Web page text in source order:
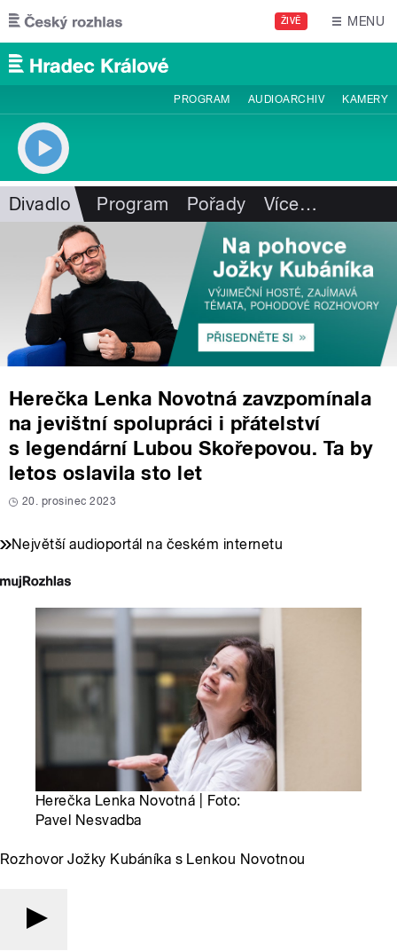
Přejít k hlavnímu obsahu
ŽIVĚ MENU
PROGRAM AUDIOARCHIV KAMERY
Divadlo Program Pořady Více…
Herečka Lenka Novotná zavzpomínala
na jevištní spolupráci i přátelství
s legendární Lubou Skořepovou. Ta by
letos oslavila sto let
20. prosinec 2023
Největší audioportál na českém internetu
Herečka Lenka Novotná | Foto:
Pavel Nesvadba
Rozhovor Jožky Kubáníka s Lenkou Novotnou